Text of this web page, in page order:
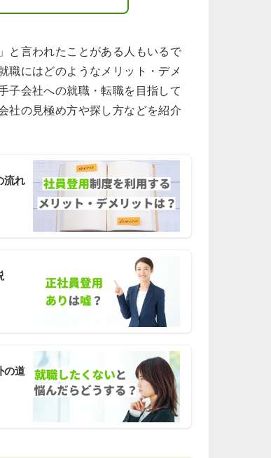
と言われたことがある人もいるで
職にはどのようなメリット・デメ
子会社への就職・転職を目指して
社の見極め方や探し方などを紹介
流れ
の道